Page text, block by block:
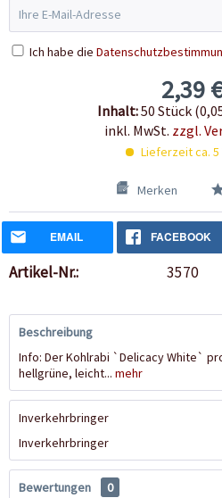
Ich habe die
2,39
Inhalt:50 Stück
inkl. MwSt. zzgl.
Lieferzeit ca.
Merken
EMAIL FACEBOOK
Artikel-Nr.: 3570
Beschreibung
Info: Der Kohlrabi `Delicacy White`
hellgrüne, leicht... mehr
Inverkehrbringer
Inverkehrbringer
Bewertungen
0